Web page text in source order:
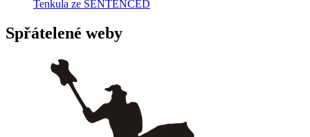
Tenkula ze SENTENCED
Spřátelené weby